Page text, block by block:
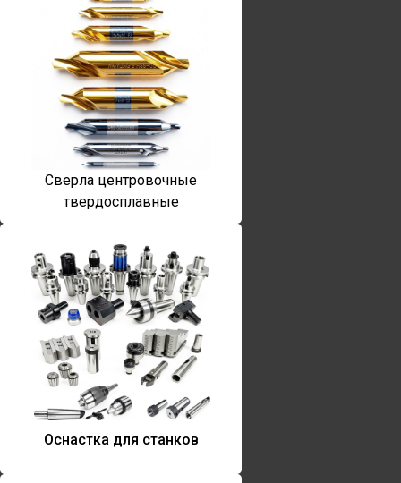
Сверла центровочные
твердосплавные
Оснастка для станков